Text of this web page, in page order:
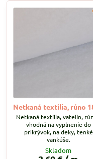
Netkaná textília, rúno
Netkaná textília, vatelín,
vhodná na vyplnenie do
prikrývok, na deky, tenké
vankúše.
Skladom